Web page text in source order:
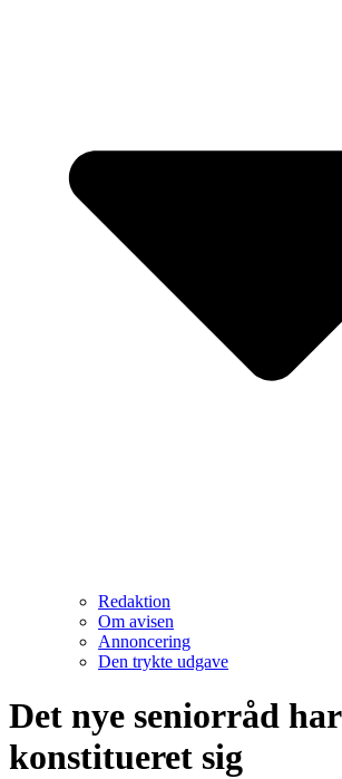
Redaktion
Om avisen
Annoncering
Den trykte udgave
Det nye seniorråd har
konstitueret sig